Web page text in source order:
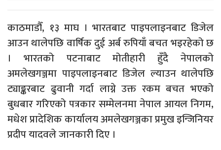
काठमाडौँ, १३ माघ । भारतबाट पाइपलाइनबाट डिजेल
आउन थालेपछि वार्षिक दुई अर्ब रुपियाँ बचत भइरहेको छ
। भारतको पटनाबाट मोतीहारी हुँदै नेपालको
अमलेखगञ्जमा पाइपलाइनबाट डिजेल ल्याउन थालेपछि
ट्याङ्करबाट ढुवानी गर्दा लाग्ने उक्त रकम बचत भएको
बुधबार गरिएको पत्रकार सम्मेलनमा नेपाल आयल निगम,
मधेश प्रादेशिक कार्यालय अमलेखगञ्जका प्रमुख इन्जिनियर
प्रदीप यादवले जानकारी दिए ।